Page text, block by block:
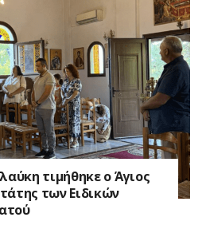
τιμήθηκε ο Άγιος
των Ειδικών